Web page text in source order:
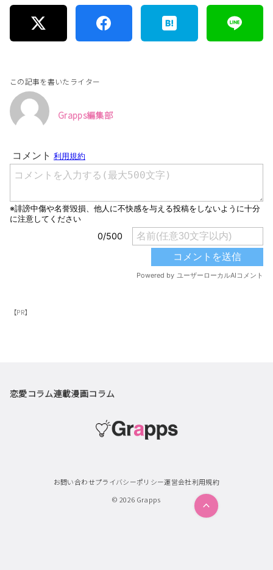
この記事を書いたライター
Grapps編集部
【PR】
恋愛コラム連載漫画コラム
お問い合わせプライバシーポリシー運営会社利用規約
© 2026 Grapps